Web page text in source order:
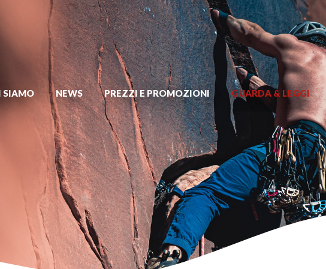
SIAMO NEWS PREZZI E PROMOZIONI GUARDA & LEGGI